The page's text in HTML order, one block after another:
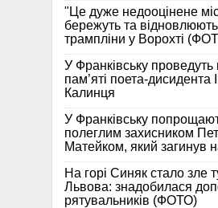
"Це дуже недооцінене
бережуть та відновлюють
трампліни у Ворохті
У Франківську проведуть
пам’яті поета-дисидента
Калинця
У Франківську
полеглим захисником
Матейком, який загинув
На горі Синяк стало зле
Львова: знадобилася
рятувальників (ФОТО)